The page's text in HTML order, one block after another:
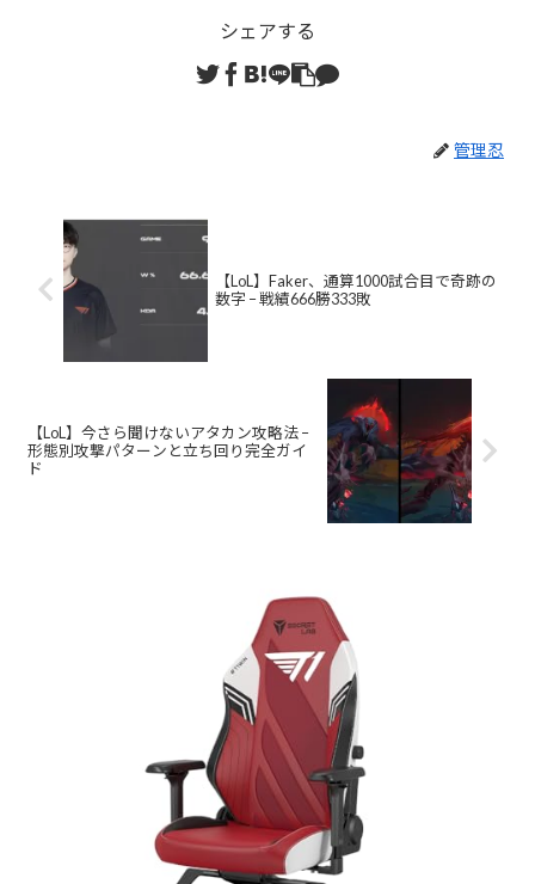
シェアする
管理忍
【LoL】Faker、通算1000試合目で奇跡の
数字 – 戦績666勝333敗
【LoL】今さら聞けないアタカン攻略法 –
形態別攻撃パターンと立ち回り完全ガイ
ド